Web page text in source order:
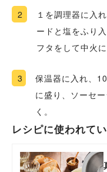
2
１を調理器に入
ードと塩をふり入
フタをして中火
3
保温器に入れ、
に盛り、ソーセ
く。
レシピに使われて